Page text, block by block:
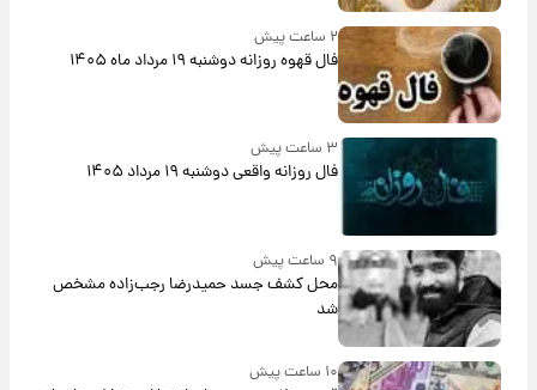
۲ ساعت پیش
فال قهوه روزانه دوشنبه ۱۹ مرداد ماه ۱۴۰۵
فال روزانه واقعی دوشنبه ۱۹ مرداد ۱۴۰۵
۹ ساعت پیش
محل کشف جسد حمیدرضا رجب‌زاده مشخص
شد
۱۰ ساعت پیش